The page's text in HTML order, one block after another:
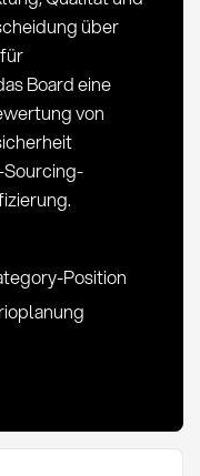
über
Board eine
von
Sourcing-
Position